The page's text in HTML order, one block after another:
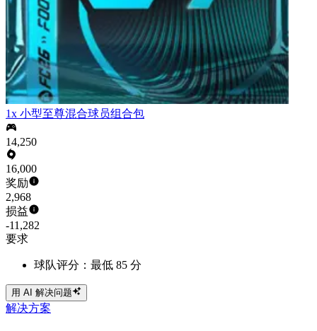
1x 小型至尊混合球员组合包
14,250
16,000
奖励
2,968
损益
-11,282
要求
球队评分：最低 85 分
用 AI 解决问题
解决方案